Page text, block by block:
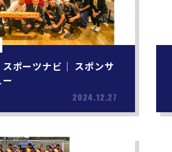
スポーツナビ｜ スポンサ
2024.12.27